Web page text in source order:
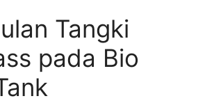
Tangki
pada Bio